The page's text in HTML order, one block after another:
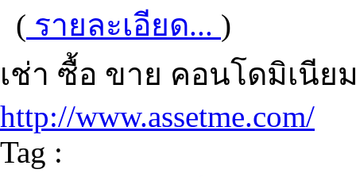
( รายละเอียด... )
เช่า ซื้อ ขาย คอนโดมิเนี
http://www.assetme.com/
Tag :